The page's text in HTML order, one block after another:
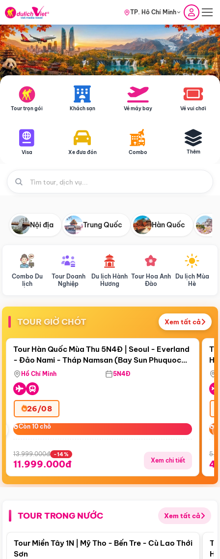
TP. Hồ Chí Minh
Tour trọn gói Khách sạn Vé máy bay Vé vui chơi
Visa Xe đưa đón Combo Thêm
Nội địa Trung Quốc Hàn Quốc
Combo Du
lịch
Tour Doanh
Nghiệp
Du lịch Hành
Hương
Tour Hoa Anh
Đào
Du lịch Mùa
Hè
TOUR GIỜ CHÓT Xem tất cả
Còn17 ngày 19:01:15
Bay Sun Phuquoc Airways
Điểm nổi bật
Tour Hàn Quốc Mùa Thu 5N4Đ | Seoul - Everland
- Đảo Nami - Tháp Namsan (Bay Sun Phuquoc
Airways)
Hồ Chí Minh 5N4Đ
26/08
Còn 10 chỗ
Còn 10 chỗ
13.999.000đ -14%
11.999.000đ Xem chi tiết
TOUR TRONG NƯỚC Xem tất cả
Điểm nổi bật
Tour Miền Tây 1N | Mỹ Tho - Bến Tre - Cù Lao Thới
Sơn